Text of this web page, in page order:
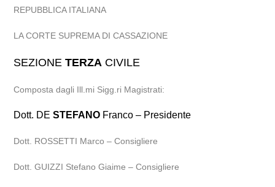
REPUBBLICA ITALIANA
LA CORTE SUPREMA DI CASSAZIONE
SEZIONETERZA CIVILE
Composta dagli Ill.mi Sigg.ri Magistrati:
Dott. DESTEFANO Franco – Presidente
Dott. ROSSETTI Marco – Consigliere
Dott. GUIZZI Stefano Giaime – Consigliere